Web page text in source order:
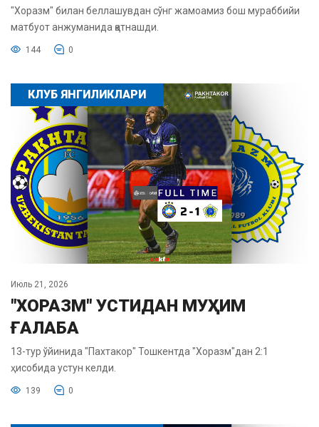
"Хоразм" билан беллашувдан сўнг жамоамиз бош мураббийи
матбуот анжуманида қатнашди.
144 0
КЛУБ ЯНГИЛИКЛАРИ
Июль 21, 2026
"ХОРАЗМ" УСТИДАН МУҲИМ
ҒАЛАБА
13-тур ўйинида "Пахтакор" Тошкентда "Хоразм"дан 2:1
ҳисобида устун келди.
139 0